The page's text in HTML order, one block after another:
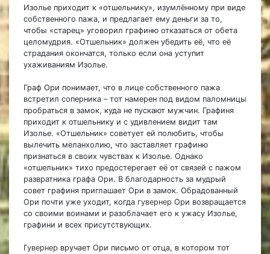
Изолье приходит к «отшельнику», изумлённому при виде
собственного пажа, и предлагает ему деньги за то,
чтобы «старец» уговорил графиню отказаться от обета
целомудрия. «Отшельник» должен убедить её, что её
страдания окончатся, только если она уступит
ухаживаниям Изолье.
Граф Ори понимает, что в лице собственного пажа
встретил соперника – тот намерен под видом паломницы
пробраться в замок, куда не пускают мужчин. Графиня
приходит к отшельнику и с удивлением видит там
Изолье. «Отшельник» советует ей полюбить, чтобы
вылечить меланхолию, что заставляет графиню
признаться в своих чувствах к Изолье. Однако
«отшельник» тихо предостерегает её от связей с пажом
развратника графа Ори. В благодарность за мудрый
совет графиня приглашает Ори в замок. Обрадованный
Ори почти уже уходит, когда гувернер Ори возвращается
со своими воинами и разоблачает его к ужасу Изолье,
графини и всех присутствующих.
Гувернер вручает Ори письмо от отца, в котором тот